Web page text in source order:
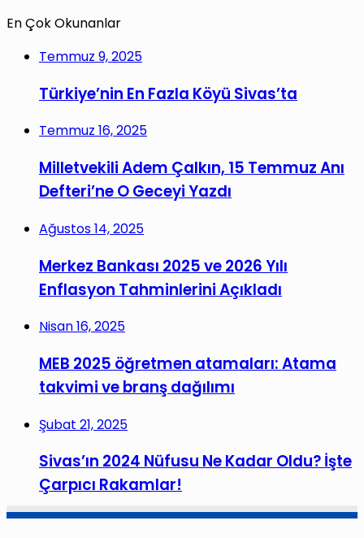
En Çok Okunanlar
Temmuz 9, 2025
Türkiye’nin En Fazla Köyü Sivas’ta
Temmuz 16, 2025
Milletvekili Adem Çalkın, 15 Temmuz Anı
Defteri’ne O Geceyi Yazdı
Ağustos 14, 2025
Merkez Bankası 2025 ve 2026 Yılı
Enflasyon Tahminlerini Açıkladı
Nisan 16, 2025
MEB 2025 öğretmen atamaları: Atama
takvimi ve branş dağılımı
Şubat 21, 2025
Sivas’ın 2024 Nüfusu Ne Kadar Oldu? İşte
Çarpıcı Rakamlar!